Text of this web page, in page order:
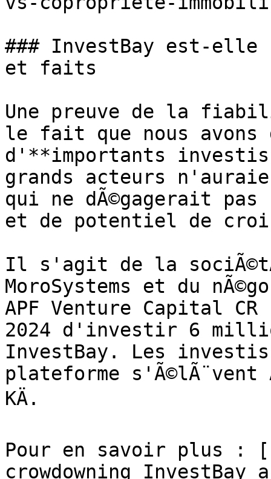
### InvestBay est-elle
et faits
Une preuve de la
le fait que nous avons
d'**importants
grands acteurs
qui ne dÃ©gagerait
et de potentiel de
Il s'agit de la
MoroSystems et du
APF Venture Capital
2024 d'investir 6
InvestBay. Les
plateforme
KÄ.
Pour en savoir plus :
crowdowning InvestBay